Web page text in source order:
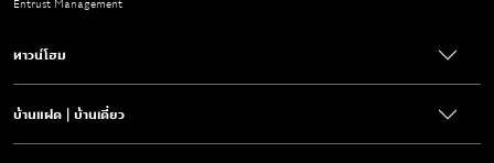
Entrust Management
ทาวน์โฮม
บ้านแฝด | บ้านเดี่ยว